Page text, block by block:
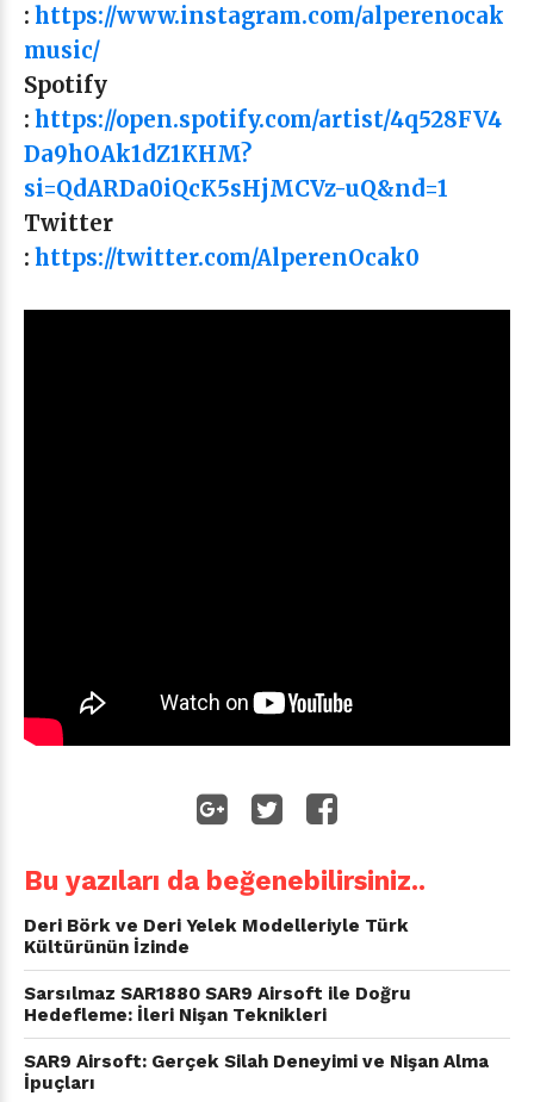
: https://www.instagram.com/alperenocak
music/
Spotify
: https://open.spotify.com/artist/4q528FV4
Da9hOAk1dZ1KHM?
si=QdARDa0iQcK5sHjMCVz-uQ&nd=1
Twitter
: https://twitter.com/AlperenOcak0
Bu yazıları da beğenebilirsiniz..
Deri Börk ve Deri Yelek Modelleriyle Türk
Kültürünün İzinde
Sarsılmaz SAR1880 SAR9 Airsoft ile Doğru
Hedefleme: İleri Nişan Teknikleri
SAR9 Airsoft: Gerçek Silah Deneyimi ve Nişan Alma
İpuçları